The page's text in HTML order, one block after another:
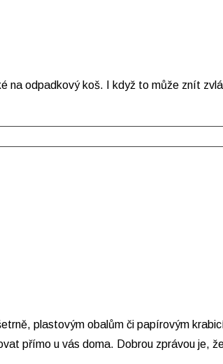
na odpadkový koš. I když to může znít
plastovým obalům či papírovým
přímo u vás doma. Dobrou zprávou je,